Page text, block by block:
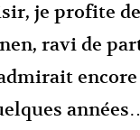
je profite
ravi de
encore